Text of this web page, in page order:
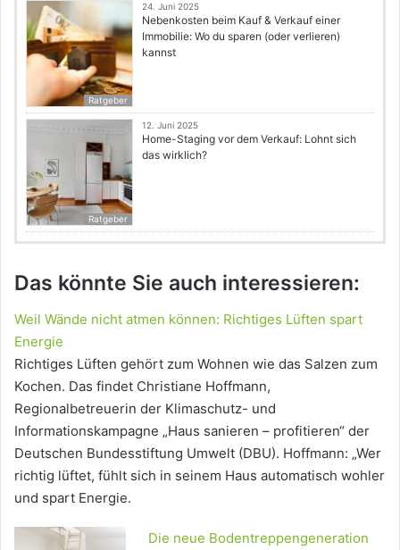
Ratgeber
24. Juni 2025
Nebenkosten beim Kauf & Verkauf einer
Immobilie: Wo du sparen (oder verlieren)
kannst
Ratgeber
12. Juni 2025
Home-Staging vor dem Verkauf: Lohnt sich
das wirklich?
Das könnte Sie auch interessieren:
Weil Wände nicht atmen können: Richtiges Lüften spart
Energie
Richtiges Lüften gehört zum Wohnen wie das Salzen zum
Kochen. Das findet Christiane Hoffmann,
Regionalbetreuerin der Klimaschutz- und
Informationskampagne „Haus sanieren – profitieren“ der
Deutschen Bundesstiftung Umwelt (DBU). Hoffmann: „Wer
richtig lüftet, fühlt sich in seinem Haus automatisch wohler
und spart Energie.
Die neue Bodentreppengeneration